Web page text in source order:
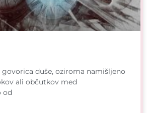
govorica duše, oziroma namišljeno
ali občutkov med
od